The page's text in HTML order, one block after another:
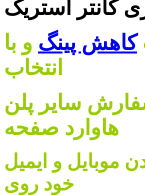
کانتر استریک
کاهش پینگ و با
انتخاب
سایر پلن
هاوارد صفحه
موبایل و ایمیل
خود روی